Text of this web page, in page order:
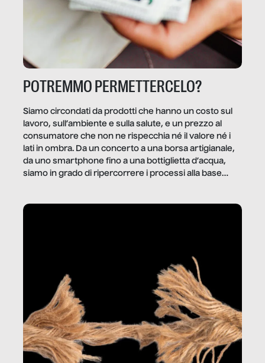
POTREMMO PERMETTERCELO?
Siamo circondati da prodotti che hanno un costo sul
lavoro, sull’ambiente e sulla salute, e un prezzo al
consumatore che non ne rispecchia né il valore né i
lati in ombra. Da un concerto a una borsa artigianale,
da uno smartphone fino a una bottiglietta d’acqua,
siamo in grado di ripercorrere i processi alla base
dietro gli oggetti e i servizi che fanno la nostra vita